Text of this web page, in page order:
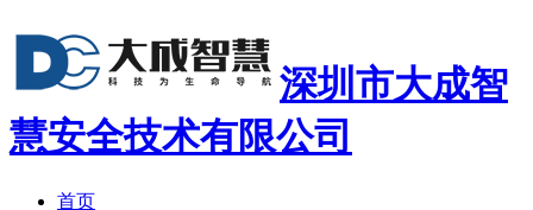
深圳市大成智
慧安全技术有限公司
首页